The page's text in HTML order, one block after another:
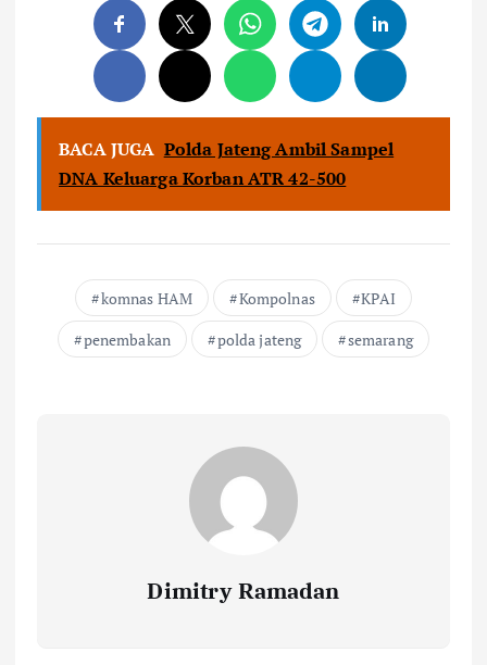
BACA JUGA Polda Jateng Ambil Sampel
DNA Keluarga Korban ATR 42-500
komnas HAM Kompolnas
KPAI
penembakan
polda jateng semarang
Dimitry Ramadan